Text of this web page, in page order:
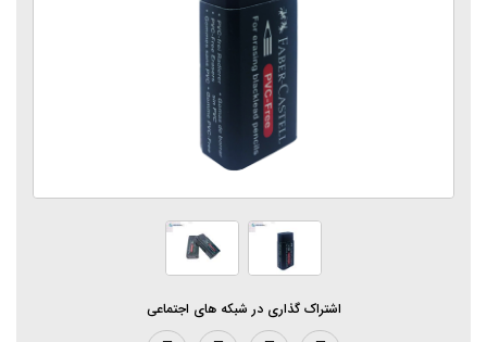
اشتراک گذاری در شبکه های اجتماعی